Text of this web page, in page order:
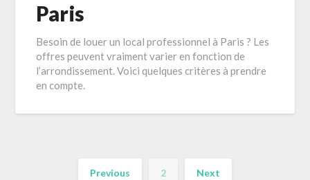
Paris
Besoin de louer un local professionnel à Paris ? Les
offres peuvent vraiment varier en fonction de
l’arrondissement. Voici quelques critères à prendre
en compte.
Previous 2 Next